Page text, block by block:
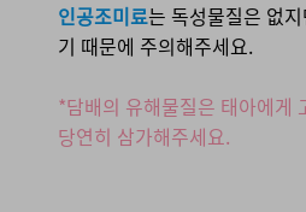
인공조미료는 독성물질은 없
기 때문에 주의해주세요.
*담배의 유해물질은 태아에게
당연히 삼가해주세요.